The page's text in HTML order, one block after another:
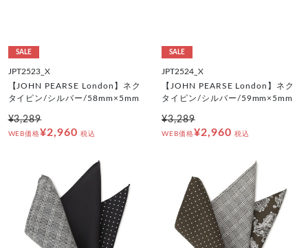
SALE
JPT2523_X
【JOHN PEARSE London】ネク
タイピン/シルバー/58mm×5mm
¥3,289
WEB価格¥2,960 税込
SALE
JPT2524_X
【JOHN PEARSE London】ネク
タイピン/シルバー/59mm×5mm
¥3,289
WEB価格¥2,960 税込